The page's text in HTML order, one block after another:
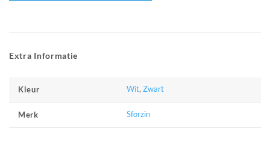
Extra Informatie
Kleur Wit,Zwart
Merk Sforzin